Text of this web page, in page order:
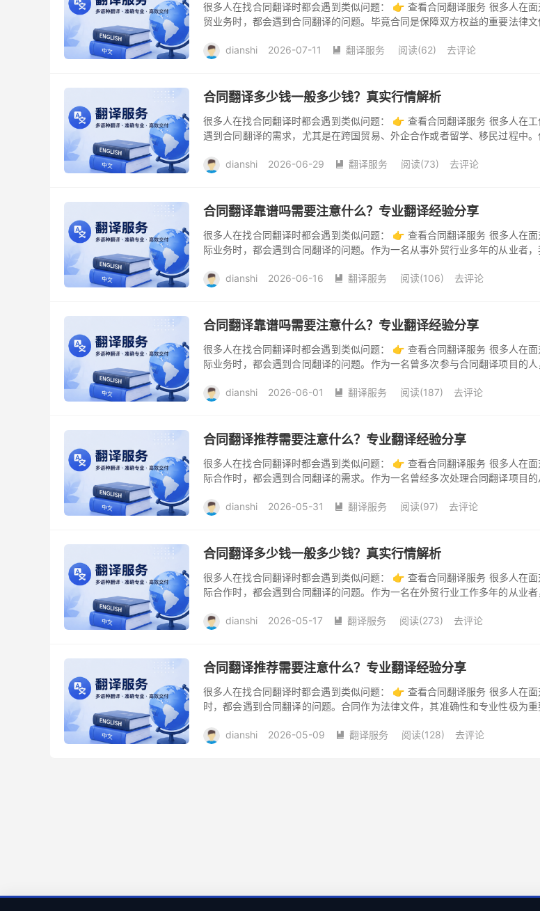
很多人在找合同翻译时都会遇到类似问题： 👉 查看合同翻译服务 很多人在
贸业务时，都会遇到合同翻译的问题。毕竟合同是保障双方权益的重要法律文
dianshi 2026-07-11  翻译服务 阅读(62) 去评论
合同翻译多少钱一般多少钱？真实行情解析
很多人在找合同翻译时都会遇到类似问题： 👉 查看合同翻译服务 很多人在
遇到合同翻译的需求，尤其是在跨国贸易、外企合作或者留学、移民过程中。
dianshi 2026-06-29  翻译服务 阅读(73) 去评论
合同翻译靠谱吗需要注意什么？专业翻译经验分享
很多人在找合同翻译时都会遇到类似问题： 👉 查看合同翻译服务 很多人在
际业务时，都会遇到合同翻译的问题。作为一名从事外贸行业多年的从业者，
dianshi 2026-06-16  翻译服务 阅读(106) 去评论
合同翻译靠谱吗需要注意什么？专业翻译经验分享
很多人在找合同翻译时都会遇到类似问题： 👉 查看合同翻译服务 很多人在
际业务时，都会遇到合同翻译的问题。作为一名曾多次参与合同翻译项目的人
dianshi 2026-06-01  翻译服务 阅读(187) 去评论
合同翻译推荐需要注意什么？专业翻译经验分享
很多人在找合同翻译时都会遇到类似问题： 👉 查看合同翻译服务 很多人在
际合作时，都会遇到合同翻译的需求。作为一名曾经多次处理合同翻译项目的
dianshi 2026-05-31  翻译服务 阅读(97) 去评论
合同翻译多少钱一般多少钱？真实行情解析
很多人在找合同翻译时都会遇到类似问题： 👉 查看合同翻译服务 很多人在
际合作时，都会遇到合同翻译的问题。作为一名在外贸行业工作多年的从业者
dianshi 2026-05-17  翻译服务 阅读(273) 去评论
合同翻译推荐需要注意什么？专业翻译经验分享
很多人在找合同翻译时都会遇到类似问题： 👉 查看合同翻译服务 很多人在
时，都会遇到合同翻译的问题。合同作为法律文件，其准确性和专业性极为重
dianshi 2026-05-09  翻译服务 阅读(128) 去评论